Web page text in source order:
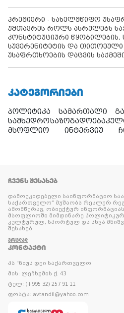
პრემიერი - სახელმწიფო
უმთავრეს როლს ასრულებს
კონსტიტუციური წყობილების,
სუვერენიტეტის და
უსაფრთხოების დაცვის
ᲙᲐᲢᲔᲒᲝᲠᲘᲔᲑᲘ
პოლიტიკა სამართალი
სამხედროსაზოგადოება
მსოფლიო
ინტერვიუ
ᲩᲕᲔᲜᲡ ᲨᲔᲡᲐᲮᲔᲑ
დამოუკიდებელი საინფორმაციო
საქართველო” მუშაობს რეალურ
ამომწურავ, ობიექტურ
მსოფლიოში მიმდინარე
კულტურულ, სპორტულ და სხვა
შესახებ.
ᲕᲠᲪᲚᲐᲓ
ᲙᲝᲜᲢᲐᲥᲢᲘ
პს "ნიუს დეი საქართველო"
მის: ლეჩხუმის ქ. 43
ტელ: (+995 32) 257 91 11
ფოსტა: avtandil@yahoo.com